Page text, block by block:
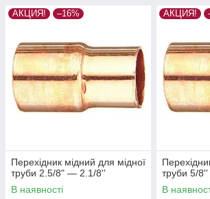
АКЦИЯ! –16%
Перехідник мідний для мідної
труби 2.5/8" — 2.1/8''
В наявності
АКЦИЯ!
труби 5/
В